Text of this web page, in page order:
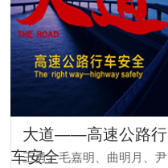
大道——高速公路行
车安全
王勇、毛嘉明、曲明月、尹